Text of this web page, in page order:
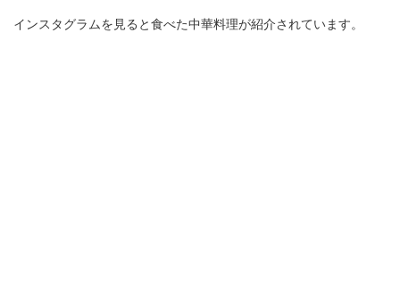
インスタグラムを見ると食べた中華料理が紹介されています。